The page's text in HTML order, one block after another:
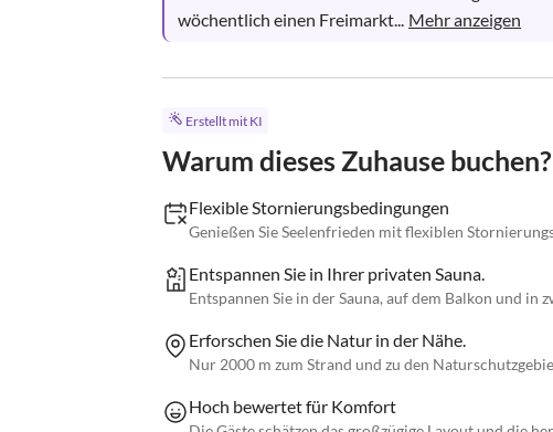
wöchentlich einen Freimarkt... Mehr anzeigen
Erstellt mit KI
Warum dieses Zuhause buchen?
Flexible Stornierungsbedingungen
Genießen Sie Seelenfrieden mit flexiblen
Entspannen Sie in Ihrer privaten Sauna.
Entspannen Sie in der Sauna, auf dem Balkon und in
Erforschen Sie die Natur in der Nähe.
Nur 2000 m zum Strand und zu den
Hoch bewertet für Komfort